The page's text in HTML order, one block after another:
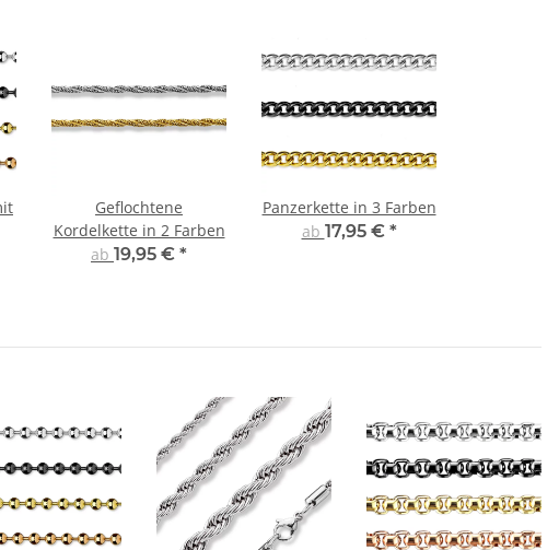
Geflochtene
Kordelkette in 2 Farben
ab 19,95 € *
Panzerkette in 3 Farben
ab 17,95 € *